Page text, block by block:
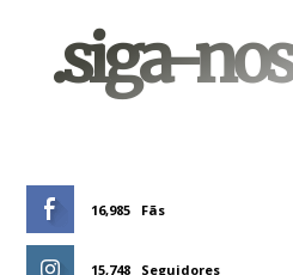
.siga-nos
16,985 Fãs
15,748 Seguidores